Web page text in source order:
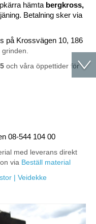
hämta bergkross,
Betalning sker via
på Krossvägen 10, 186
grinden.
och våra öppettider för
08-544 104 00
med leverans direkt
via Beställ material
| Veidekke